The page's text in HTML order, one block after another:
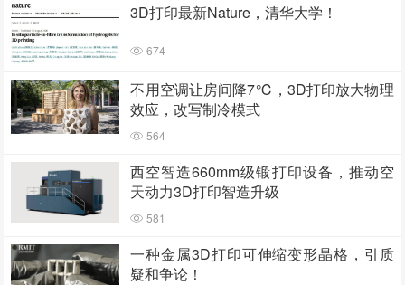
3D打印最新Nature，清华大学！
674
不用空调让房间降7℃，3D打印放大物理
效应，改写制冷模式
564
西空智造660mm级锻打印设备，推动空
天动力3D打印智造升级
581
一种金属3D打印可伸缩变形晶格，引质
疑和争论！